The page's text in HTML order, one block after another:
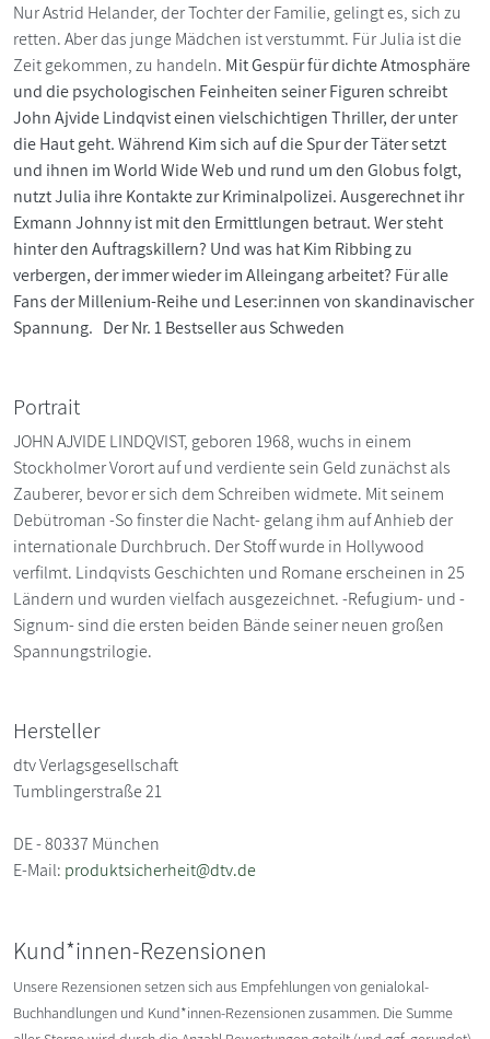
Nur Astrid Helander, der Tochter der Familie, gelingt es, sich zu
retten. Aber das junge Mädchen ist verstummt. Für Julia ist die
Zeit gekommen, zu handeln. Mit Gespür für dichte Atmosphäre
und die psychologischen Feinheiten seiner Figuren schreibt
John Ajvide Lindqvist einen vielschichtigen Thriller, der unter
die Haut geht. Während Kim sich auf die Spur der Täter setzt
und ihnen im World Wide Web und rund um den Globus folgt,
nutzt Julia ihre Kontakte zur Kriminalpolizei. Ausgerechnet ihr
Exmann Johnny ist mit den Ermittlungen betraut. Wer steht
hinter den Auftragskillern? Und was hat Kim Ribbing zu
verbergen, der immer wieder im Alleingang arbeitet? Für alle
Fans der Millenium-Reihe und Leser:innen von skandinavischer
Spannung. Der Nr. 1 Bestseller aus Schweden
Portrait
JOHN AJVIDE LINDQVIST, geboren 1968, wuchs in einem
Stockholmer Vorort auf und verdiente sein Geld zunächst als
Zauberer, bevor er sich dem Schreiben widmete. Mit seinem
Debütroman -So finster die Nacht- gelang ihm auf Anhieb der
internationale Durchbruch. Der Stoff wurde in Hollywood
verfilmt. Lindqvists Geschichten und Romane erscheinen in 25
Ländern und wurden vielfach ausgezeichnet. -Refugium- und -
Signum- sind die ersten beiden Bände seiner neuen großen
Spannungstrilogie.
Hersteller
dtv Verlagsgesellschaft
Tumblingerstraße 21
DE - 80337 München
E-Mail: produktsicherheit@dtv.de
Kund*innen-Rezensionen
Unsere Rezensionen setzen sich aus Empfehlungen von genialokal-
Buchhandlungen und Kund*innen-Rezensionen zusammen. Die Summe